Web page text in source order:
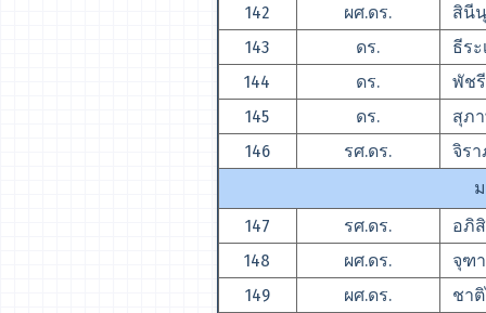
142
ผศ.ดร.
สินี
143
ดร.
ธีร
144
ดร.
พัช
145
ดร.
สุภ
146
รศ.ดร.
จิร
147
รศ.ดร.
อภิ
148
ผศ.ดร.
จุฑ
149
ผศ.ดร.
ชา